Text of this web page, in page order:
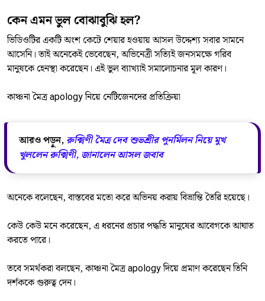
কেন এমন ভুল বোঝাবুঝি হল?
ভিডিওটির একটি অংশ কেটে শেয়ার হওয়ায় আসল উদ্দেশ্য সবার সামনে
আসেনি। তাই অনেকেই ভেবেছেন, অভিনেত্রী সত্যিই জনসমক্ষে গরিব
মানুষকে হেনস্থা করেছেন। এই ভুল ব্যাখ্যাই সমালোচনার মূল কারণ।
কাঞ্চনা মৈত্র apology নিয়ে নেটিজেনদের প্রতিক্রিয়া
আরও পড়ুন, রুক্মিণী মৈত্র দেব শুভশ্রীর পুনর্মিলন নিয়ে মুখ
খুললেন রুক্মিণী, জানালেন আসল জবাব
অনেকে বলেছেন, বাস্তবের মতো করে অভিনয় করায় বিভ্রান্তি তৈরি হয়েছে।
কেউ কেউ মনে করেছেন, এ ধরনের প্রচার পদ্ধতি মানুষের আবেগকে আঘাত
করতে পারে।
তবে সমর্থকরা বলছেন, কাঞ্চনা মৈত্র apology দিয়ে প্রমাণ করেছেন তিনি
দর্শককে গুরুত্ব দেন।